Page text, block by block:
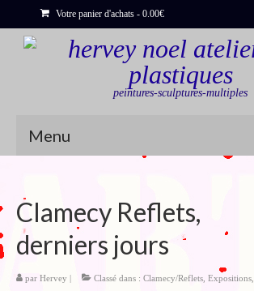
Votre panier d'achats - 0.00€
peintures-sculptures-multiples
Menu
Sculptures
Bois flottés
Peinture : Cartes et Itinéraires
Clamecy Reflets,
derniers jours
par Hervey | Classé dans : Clamecy/Reflets Expositions